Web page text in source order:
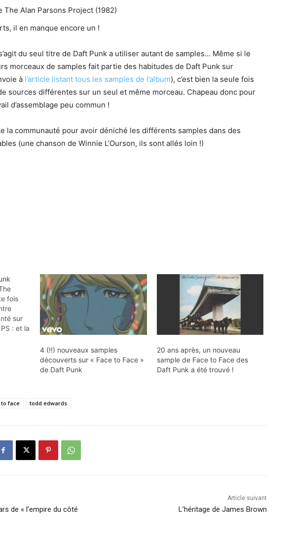
The Alan Parsons Project (1982)
il en manque encore un !
du seul titre de Daft Punk a utiliser autant de samples… Même si le
morceaux de samples fait partie des habitudes de Daft Punk sur
à l’article listant tous les samples de l’album), c’est bien la seule fois
sources différentes sur un seul et même morceau. Chapeau donc pour
d’assemblage peu commun !
la communauté pour avoir déniché les différents samples dans des
(une chanson de Winnie L’Ourson, ils sont allés loin !)
fois
sur
: et la
4 (!!) nouveaux samples
découverts sur « Face to Face »
de Daft Punk
20 ans après, un nouveau
sample de Face to Face des
Daft Punk a été trouvé !
face todd edwards
de « l’empire du côté
Article suivant
L’héritage de James Brown